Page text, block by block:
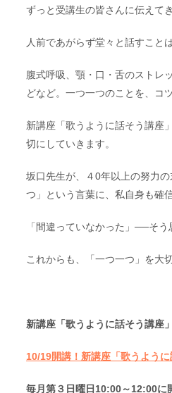
ずっと受講生の皆さんに伝えて
人前であがらず堂々と話すこと
腹式呼吸、顎・口・舌のストレ
どなど。一つ一つのことを、コ
新講座「歌うように話そう講座
切にしていきます。
坂口先生が、４0年以上の努力
つ」という言葉に、私自身も確
「間違っていなかった」──そう
これからも、「一つ一つ」を大
新講座「歌うように話そう講座」
10/19開講！新講座「歌うように
毎月第３日曜日10:00～12:00に